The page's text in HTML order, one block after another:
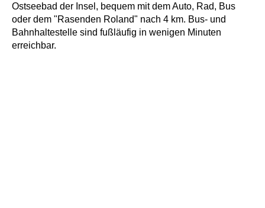
Ostseebad der Insel, bequem mit dem Auto, Rad, Bus
oder dem "Rasenden Roland" nach 4 km. Bus- und
Bahnhaltestelle sind fußläufig in wenigen Minuten
erreichbar.